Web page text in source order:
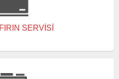
SERVISI